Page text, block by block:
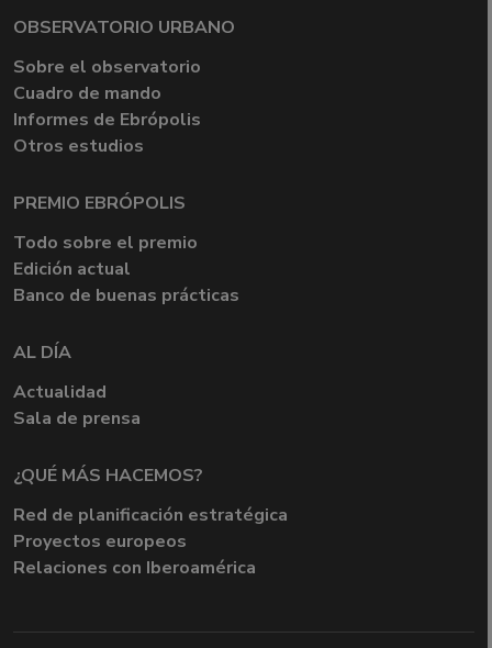
OBSERVATORIO URBANO
Sobre el observatorio
Cuadro de mando
Informes de Ebrópolis
Otros estudios
PREMIO EBRÓPOLIS
Todo sobre el premio
Edición actual
Banco de buenas prácticas
AL DÍA
Actualidad
Sala de prensa
¿QUÉ MÁS HACEMOS?
Red de planificación estratégica
Proyectos europeos
Relaciones con Iberoamérica